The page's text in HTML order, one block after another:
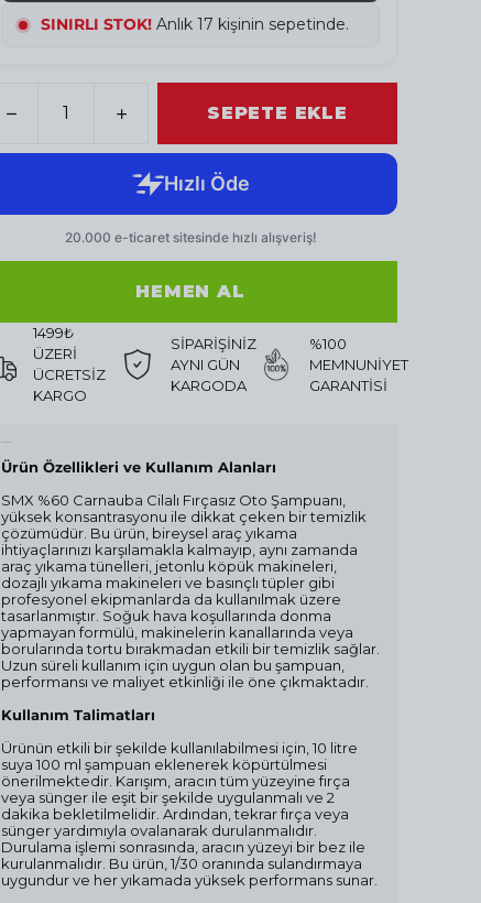
SINIRLI STOK! Anlık 18 kişinin sepetinde.
SEPETE EKLE
HEMEN AL
1499₺
ÜZERİ
ÜCRETSİZ
KARGO
SİPARİŞİNİZ
AYNI GÜN
KARGODA
%100
MEMNUNİYET
GARANTİSİ
Ürün Özellikleri ve Kullanım Alanları
SMX %60 Carnauba Cilalı Fırçasız Oto Şampuanı,
yüksek konsantrasyonu ile dikkat çeken bir temizlik
çözümüdür. Bu ürün, bireysel araç yıkama
ihtiyaçlarınızı karşılamakla kalmayıp, aynı zamanda
araç yıkama tünelleri, jetonlu köpük makineleri,
dozajlı yıkama makineleri ve basınçlı tüpler gibi
profesyonel ekipmanlarda da kullanılmak üzere
tasarlanmıştır. Soğuk hava koşullarında donma
yapmayan formülü, makinelerin kanallarında veya
borularında tortu bırakmadan etkili bir temizlik sağlar.
Uzun süreli kullanım için uygun olan bu şampuan,
performansı ve maliyet etkinliği ile öne çıkmaktadır.
Kullanım Talimatları
Ürünün etkili bir şekilde kullanılabilmesi için, 10 litre
suya 100 ml şampuan eklenerek köpürtülmesi
önerilmektedir. Karışım, aracın tüm yüzeyine fırça
veya sünger ile eşit bir şekilde uygulanmalı ve 2
dakika bekletilmelidir. Ardından, tekrar fırça veya
sünger yardımıyla ovalanarak durulanmalıdır.
Durulama işlemi sonrasında, aracın yüzeyi bir bez ile
kurulanmalıdır. Bu ürün, 1/30 oranında sulandırmaya
uygundur ve her yıkamada yüksek performans sunar.